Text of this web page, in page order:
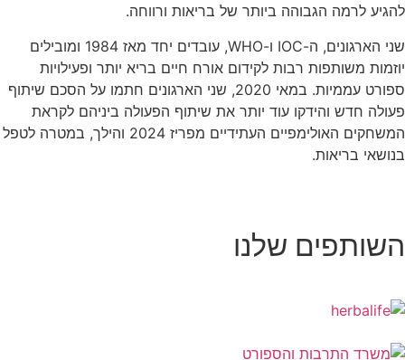
להגיע לרמה הגבוהה ביותר של בריאות ורווחה.
שני הארגונים, ה-IOC ו-WHO, עובדים יחד מאז 1984 ומובילים
יוזמות משותפות רבות לקידום אורח חיים בריא יותר ופעילויות
ספורט עממיות. במאי 2020, שני הארגונים חתמו על הסכם שיתוף
פעולה חדש והידקו עוד יותר את שיתוף הפעולה ביניהם לקראת
המשחקים האולימפיים העתידיים מפריז 2024 והילך, במטרה לטפל
בנושאי בריאות.
השותפים שלנו